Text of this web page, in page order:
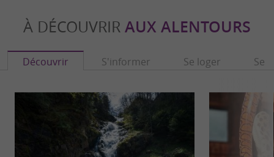
À DÉCOUVRIR AUX ALENTOURS
Découvrir S'informer Se loger Se